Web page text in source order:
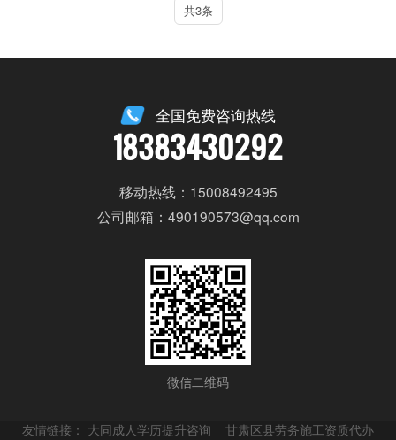
共3条
全国免费咨询热线
18383430292
移动热线：15008492495
公司邮箱：490190573@qq.com
微信二维码
友情链接： 大同成人学历提升咨询
甘肃区县劳务施工资质代办